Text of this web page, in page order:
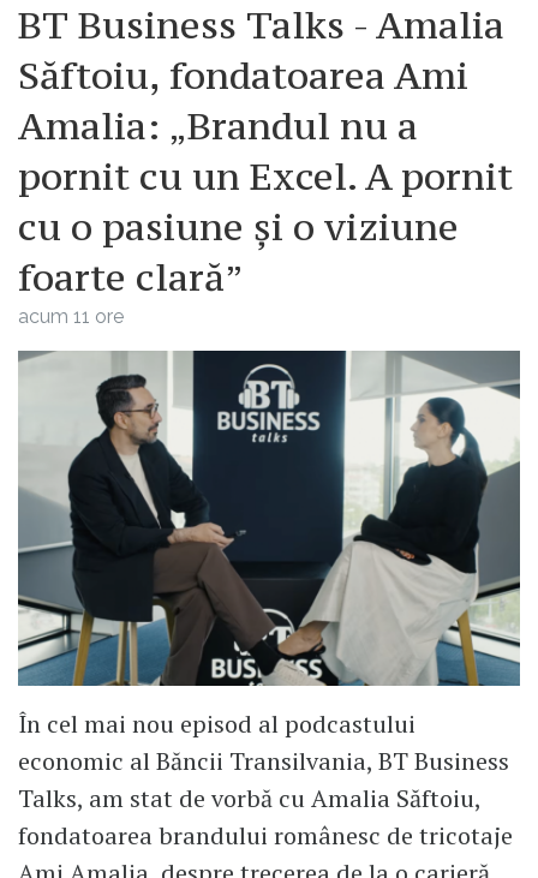
BT Business Talks - Amalia
Săftoiu, fondatoarea Ami
Amalia: „Brandul nu a
pornit cu un Excel. A pornit
cu o pasiune și o viziune
foarte clară”
acum 11 ore
În cel mai nou episod al podcastului
economic al Băncii Transilvania, BT Business
Talks, am stat de vorbă cu Amalia Săftoiu,
fondatoarea brandului românesc de tricotaje